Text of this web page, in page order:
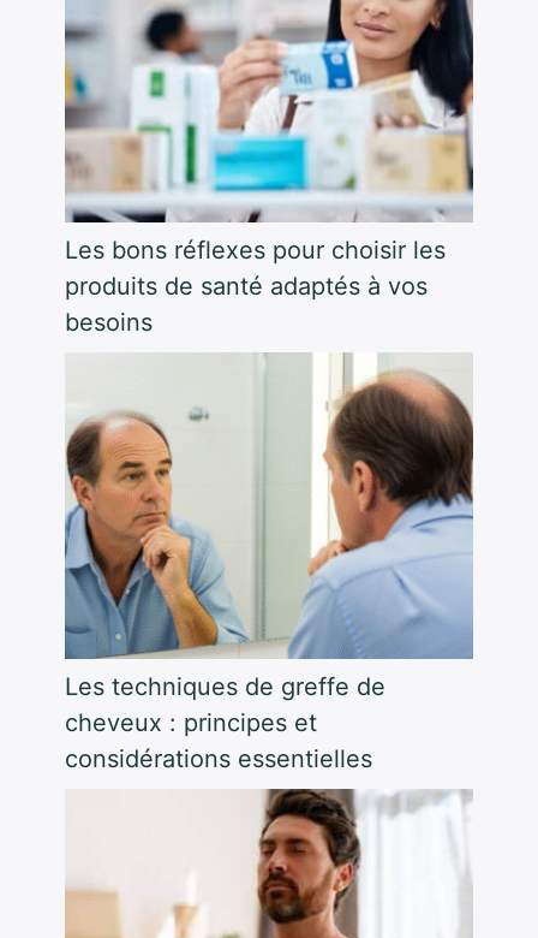
Les bons réflexes pour choisir les
produits de santé adaptés à vos
besoins
Les techniques de greffe de
cheveux : principes et
considérations essentielles